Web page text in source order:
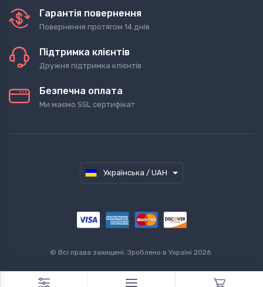
Гарантія повернення
Повернення протягом 14 днів
Підтримка клієнтів
Дружня підтримка клієнтів
Безпечна оплата
Ми маємо SSL сертифікат
Українська / UAH
© Всі права захищені. Зроблено в Україні 2026